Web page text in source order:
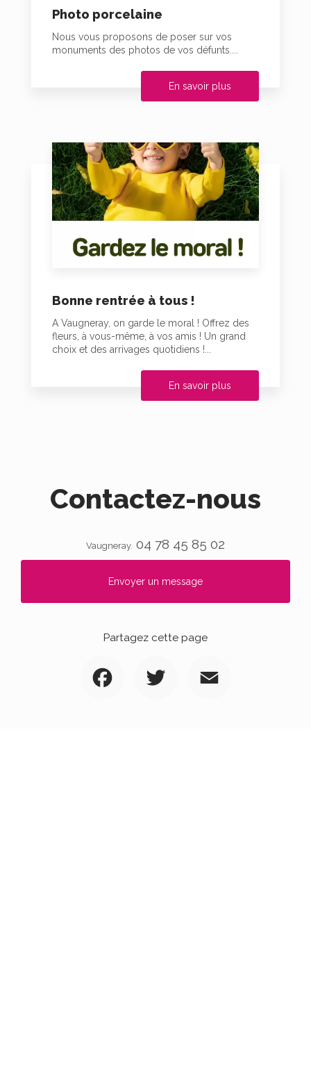
Photo porcelaine
Nous vous proposons de poser sur vos
monuments des photos de vos défunts....
En savoir plus
Bonne rentrée à tous !
A Vaugneray, on garde le moral ! Offrez des
fleurs, à vous-même, à vos amis ! Un grand
choix et des arrivages quotidiens !...
En savoir plus
Contactez-nous
Vaugneray. 04 78 45 85 02
Envoyer un message
Partagez cette page